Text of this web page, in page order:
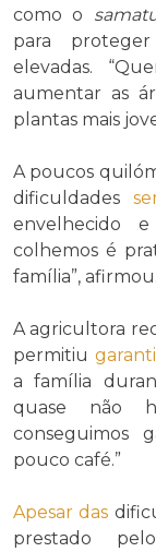
como o
para
elevadas.
aumentar as
plantas mais
A poucos
dificuldades
envelhecido
colhemos é
família”, afirmou.
A agricultora
permitiu
a família
quase não
conseguimos
pouco café.”
Apesar das
prestado